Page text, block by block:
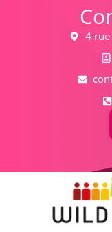
4 rue